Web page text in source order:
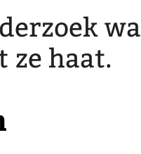
ze haat.